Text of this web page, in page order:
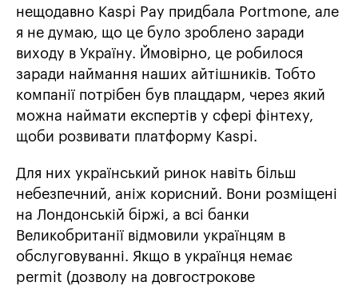
нещодавно Kaspi Pay придбала Portmone, але
я не думаю, що це було зроблено заради
виходу в Україну. Ймовірно, це робилося
заради наймання наших айтішників. Тобто
компанії потрібен був плацдарм, через який
можна наймати експертів у сфері фінтеху,
щоби розвивати платформу Kaspi.
Для них український ринок навіть більш
небезпечний, аніж корисний. Вони розміщені
на Лондонській біржі, а всі банки
Великобританії відмовили українцям в
обслуговуванні. Якщо в українця немає
permit (дозволу на довгострокове